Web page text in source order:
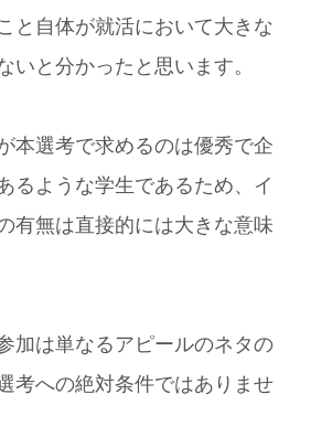
と自体が就活において大きな
いと分かったと思います。
本選考で求めるのは優秀で企
るような学生であるため、イ
有無は直接的には大きな意味
加は単なるアピールのネタの
考への絶対条件ではありませ